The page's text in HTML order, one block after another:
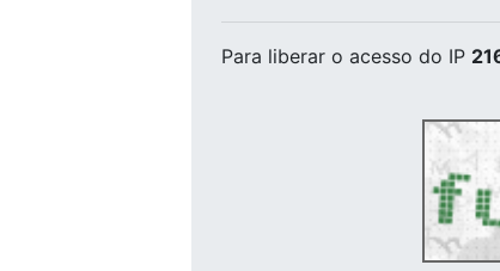
Para liberar o acesso do IP